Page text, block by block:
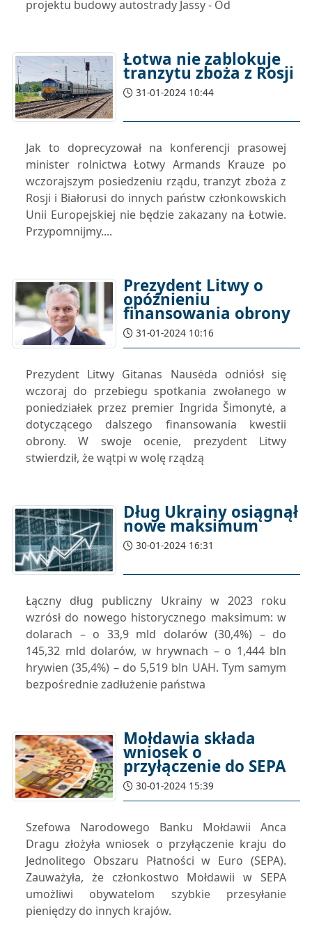
projektu budowy autostrady Jassy - Od
Łotwa nie zablokuje
tranzytu zboża z Rosji
31-01-2024 10:44
Jak to doprecyzował na konferencji prasowej
minister rolnictwa Łotwy Armands Krauze po
wczorajszym posiedzeniu rządu, tranzyt zboża z
Rosji i Białorusi do innych państw członkowskich
Unii Europejskiej nie będzie zakazany na Łotwie.
Przypomnijmy....
Prezydent Litwy o
opóźnieniu
finansowania obrony
31-01-2024 10:16
Prezydent Litwy Gitanas Nausėda odniósł się
wczoraj do przebiegu spotkania zwołanego w
poniedziałek przez premier Ingrida Šimonytė, a
dotyczącego dalszego finansowania kwestii
obrony. W swoje ocenie, prezydent Litwy
stwierdził, że wątpi w wolę rządzą
Dług Ukrainy osiągnął
nowe maksimum
30-01-2024 16:31
Łączny dług publiczny Ukrainy w 2023 roku
wzrósł do nowego historycznego maksimum: w
dolarach – o 33,9 mld dolarów (30,4%) – do
145,32 mld dolarów, w hrywnach – o 1,444 bln
hrywien (35,4%) – do 5,519 bln UAH. Tym samym
bezpośrednie zadłużenie państwa
Mołdawia składa
wniosek o
przyłączenie do SEPA
30-01-2024 15:39
Szefowa Narodowego Banku Mołdawii Anca
Dragu złożyła wniosek o przyłączenie kraju do
Jednolitego Obszaru Płatności w Euro (SEPA).
Zauważyła, że ​​członkostwo Mołdawii w SEPA
umożliwi obywatelom szybkie przesyłanie
pieniędzy do innych krajów.